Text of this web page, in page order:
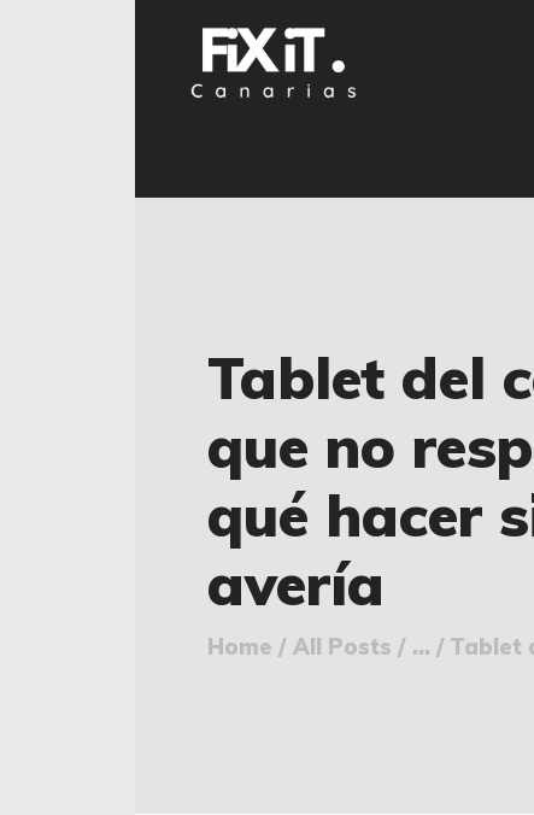
Tablet del
que no
qué hacer
avería
Home All Posts ... Tablet